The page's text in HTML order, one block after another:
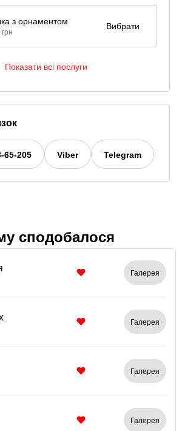
з орнаментом Вибрати
Показати всі послуги
65-205 Viber Telegram
сподобалося
Галерея
Галерея
Галерея
Галерея